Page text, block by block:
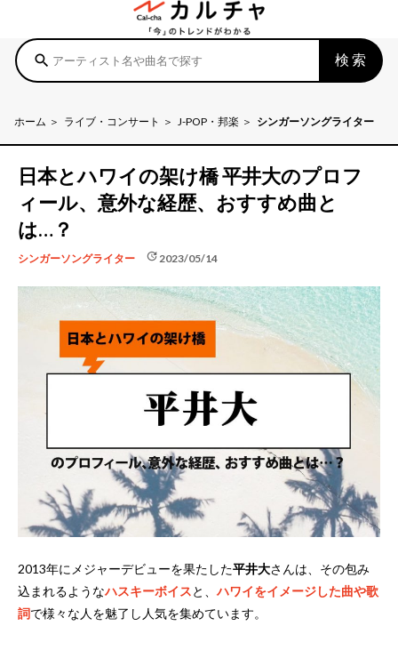
search 検索
ホーム ライブ・コンサート J-POP・邦楽 シンガーソングライター
日本とハワイの架け橋 平井大のプロフ
ィール、意外な経歴、おすすめ曲と
は…？
シンガーソングライター update 2023/05/14
2013年にメジャーデビューを果たした平井大さんは、その包み
込まれるようなハスキーボイスと、ハワイをイメージした曲や歌
詞で様々な人を魅了し人気を集めています。